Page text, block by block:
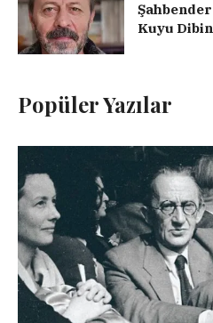
Kuyu
Popüler Yazılar